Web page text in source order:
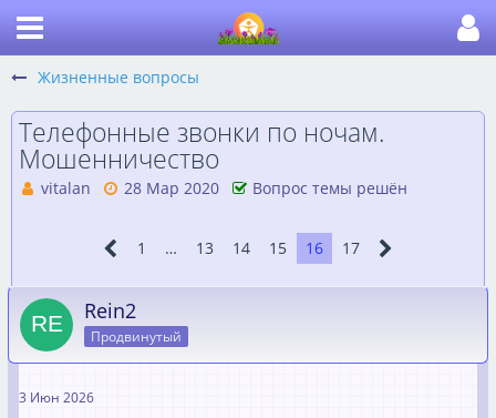
Жизненные вопросы
Телефонные звонки по ночам.
Мошенничество
vitalan 28 Мар 2020 Вопрос темы решён
1 … 13 14 15 16 17
Rein2
Продвинутый
3 Июн 2026